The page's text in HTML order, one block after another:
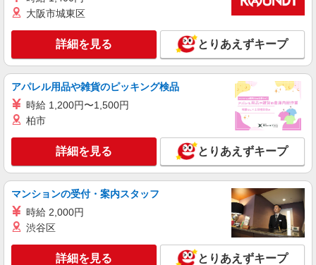
大阪市城東区
詳細を見る とりあえずキープ
アパレル用品や雑貨のピッキング検品
時給 1,200円〜1,500円
柏市
詳細を見る とりあえずキープ
マンションの受付・案内スタッフ
時給 2,000円
渋谷区
詳細を見る とりあえずキープ